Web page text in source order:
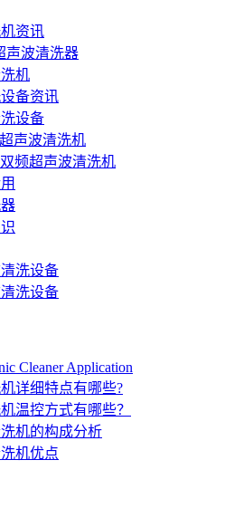
资讯
声波清洗器
机
备资讯
设备
声波清洗机
频超声波清洗机
洗设备
洗设备
Cleaner Application
详细特点有哪些?
温控方式有哪些？
机的构成分析
机优点